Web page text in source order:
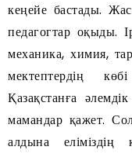
кеңейе бастады.
педагогтар оқыды.
механика, химия,
мектептердің
Қазақстанға
мамандар қажет.
алдына